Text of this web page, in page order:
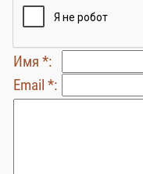
Имя *:
Email *: